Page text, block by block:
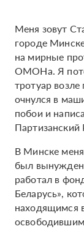
Меня зовут
городе
на мирные
ОМОНа. Я
тротуар
очнулся в
побои и
В Минске
был вынужден
работал в
Беларусь»,
находящимся